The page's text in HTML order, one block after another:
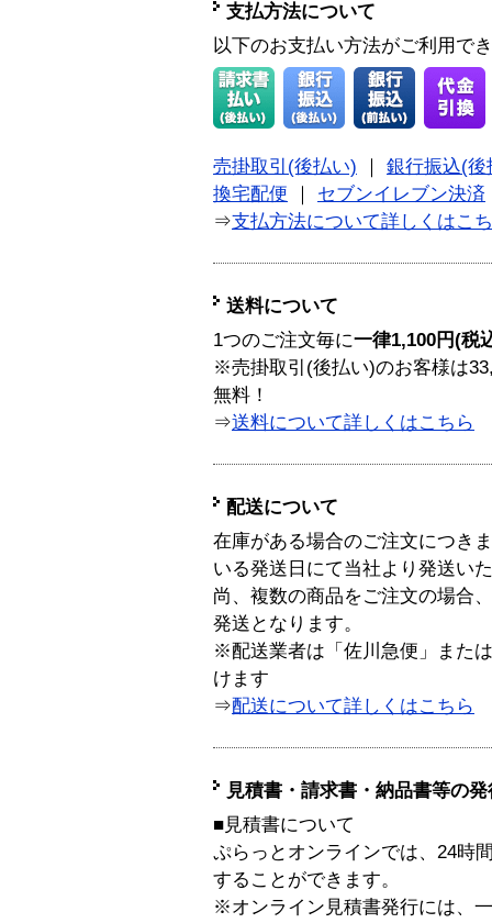
支払方法について
以下のお支払い方法がご利用で
売掛取引(後払い)
銀行振込(後
換宅配便
セブンイレブン決済
⇒支払方法について詳しくはこ
送料について
1つのご注文毎に一律1,100円(税
※売掛取引(後払い)のお客様は
無料！
⇒送料について詳しくはこちら
配送について
在庫がある場合のご注文につき
いる発送日にて当社より発送い
尚、複数の商品をご注文の場合
発送となります。
※配送業者は「佐川急便」また
けます
⇒配送について詳しくはこちら
見積書・請求書・納品書等の
■見積書について
ぷらっとオンラインでは、24時
することができます。
※オンライン見積書発行には、